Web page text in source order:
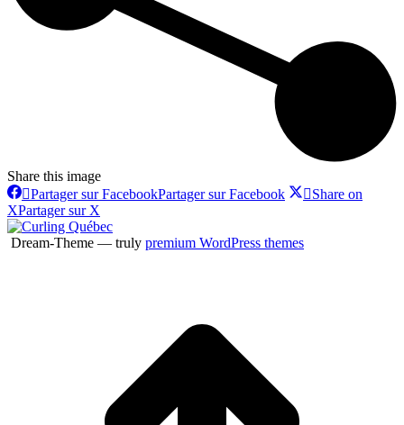
Share this image
Partager sur FacebookPartager sur Facebook
Share on
XPartager sur X
Dream-Theme — truly premium WordPress themes